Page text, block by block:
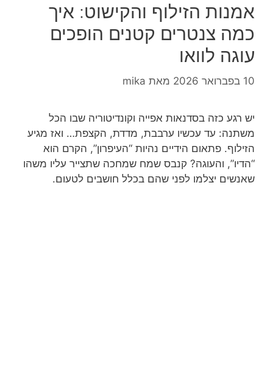
אמנות הזילוף והקישוט: איך
כמה צנטרים קטנים הופכים
עוגה לוואו
10 בפברואר 2026 מאת mika
יש רגע כזה בסדנאות אפייה וקונדיטוריה שבו הכל
משתנה: עד עכשיו ערבבת, מדדת, הקצפת… ואז מגיע
הזילוף. פתאום הידיים נהיות “העיפרון”, הקרם הוא
“הדיו”, והעוגה? קנבס שמח שמחכה שתצייר עליו משהו
שאנשים יצלמו לפני שהם בכלל חושבים לטעום.